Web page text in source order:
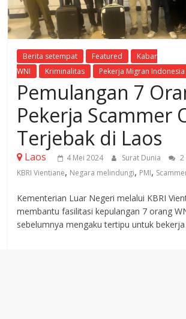
Berita setempat Featured
Kabar
WNI
Kriminalitas Pekerja Migran Indonesia
Pemulangan 7
Pekerja Scammer
Terjebak di Laos
Laos 4 Mei 2024 Surat Dunia
2
KBRI Vientiane, Negara melindungi, PMI,
Kementerian Luar Negeri melalui KBRI
membantu fasilitasi kepulangan 7 orang
sebelumnya mengaku tertipu untuk bekerja